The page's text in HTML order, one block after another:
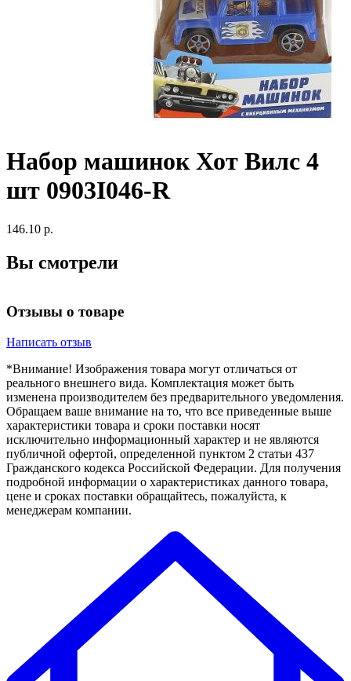
Набор машинок Хот Вилс 4
шт 0903I046-R
146.10 р.
Вы смотрели
Отзывы о товаре
Написать отзыв
*Внимание! Изображения товара могут отличаться от
реального внешнего вида. Комплектация может быть
изменена производителем без предварительного уведомления.
Обращаем ваше внимание на то, что все приведенные выше
характеристики товара и сроки поставки носят
исключительно информационный характер и не являются
публичной офертой, определенной пунктом 2 статьи 437
Гражданского кодекса Российской Федерации. Для получения
подробной информации о характеристиках данного товара,
цене и сроках поставки обращайтесь, пожалуйста, к
менеджерам компании.